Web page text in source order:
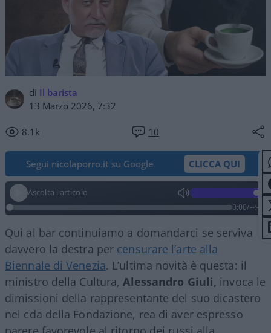
di Il barista
13 Marzo 2026, 7:32
8.1k 10
Segui nicolaporro.it su Google CLICCA QUI
Ascolta l'articolo
0:00/--:--
Qui al bar continuiamo a domandarci se serviva
davvero la destra per censurare l’arte alla
Biennale di Venezia. L’ultima novità è questa: il
ministro della Cultura,Alessandro Giuli, invoca le
dimissioni della rappresentante del suo dicastero
nel cda della Fondazione, rea di aver espresso